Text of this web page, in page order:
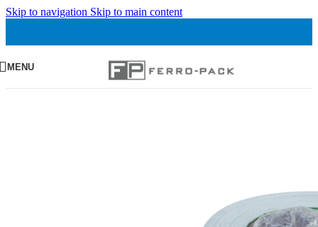
Skip to navigation Skip to main content
MENU